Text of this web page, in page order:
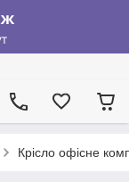
Крісло офісне